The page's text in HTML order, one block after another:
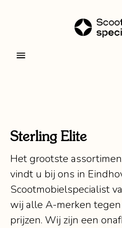
Sterling Elite
Het grootste
vindt u bij ons in
Scootmobielspecialist
wij alle A-merken
prijzen. Wij zijn een